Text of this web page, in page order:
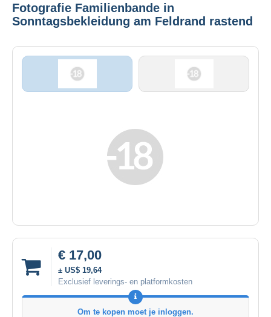
Fotografie Familienbande in
Sonntagsbekleidung am Feldrand rastend
€ 17,00
± US$ 19,64
Exclusief leverings- en platformkosten
Om te kopen moet je inloggen.